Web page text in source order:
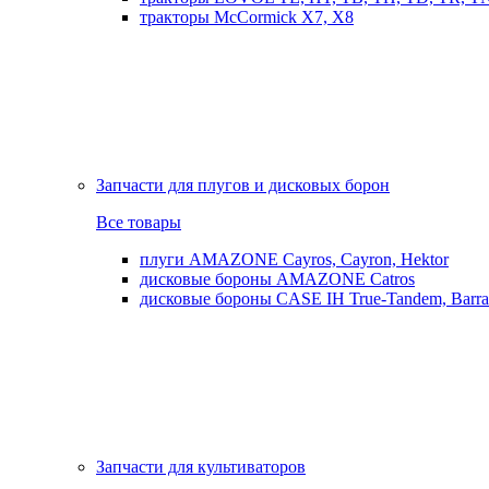
тракторы McCormick X7, X8
Запчасти для плугов и дисковых борон
Все товары
плуги AMAZONE Cayros, Cayron, Hektor
дисковые бороны AMAZONE Catros
дисковые бороны CASE IH True-Tandem,
Запчасти для культиваторов